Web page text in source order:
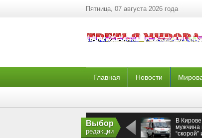
Пятница, 07 августа 2026 года
Главная Новости
Выбор
редакции
В
мужчина